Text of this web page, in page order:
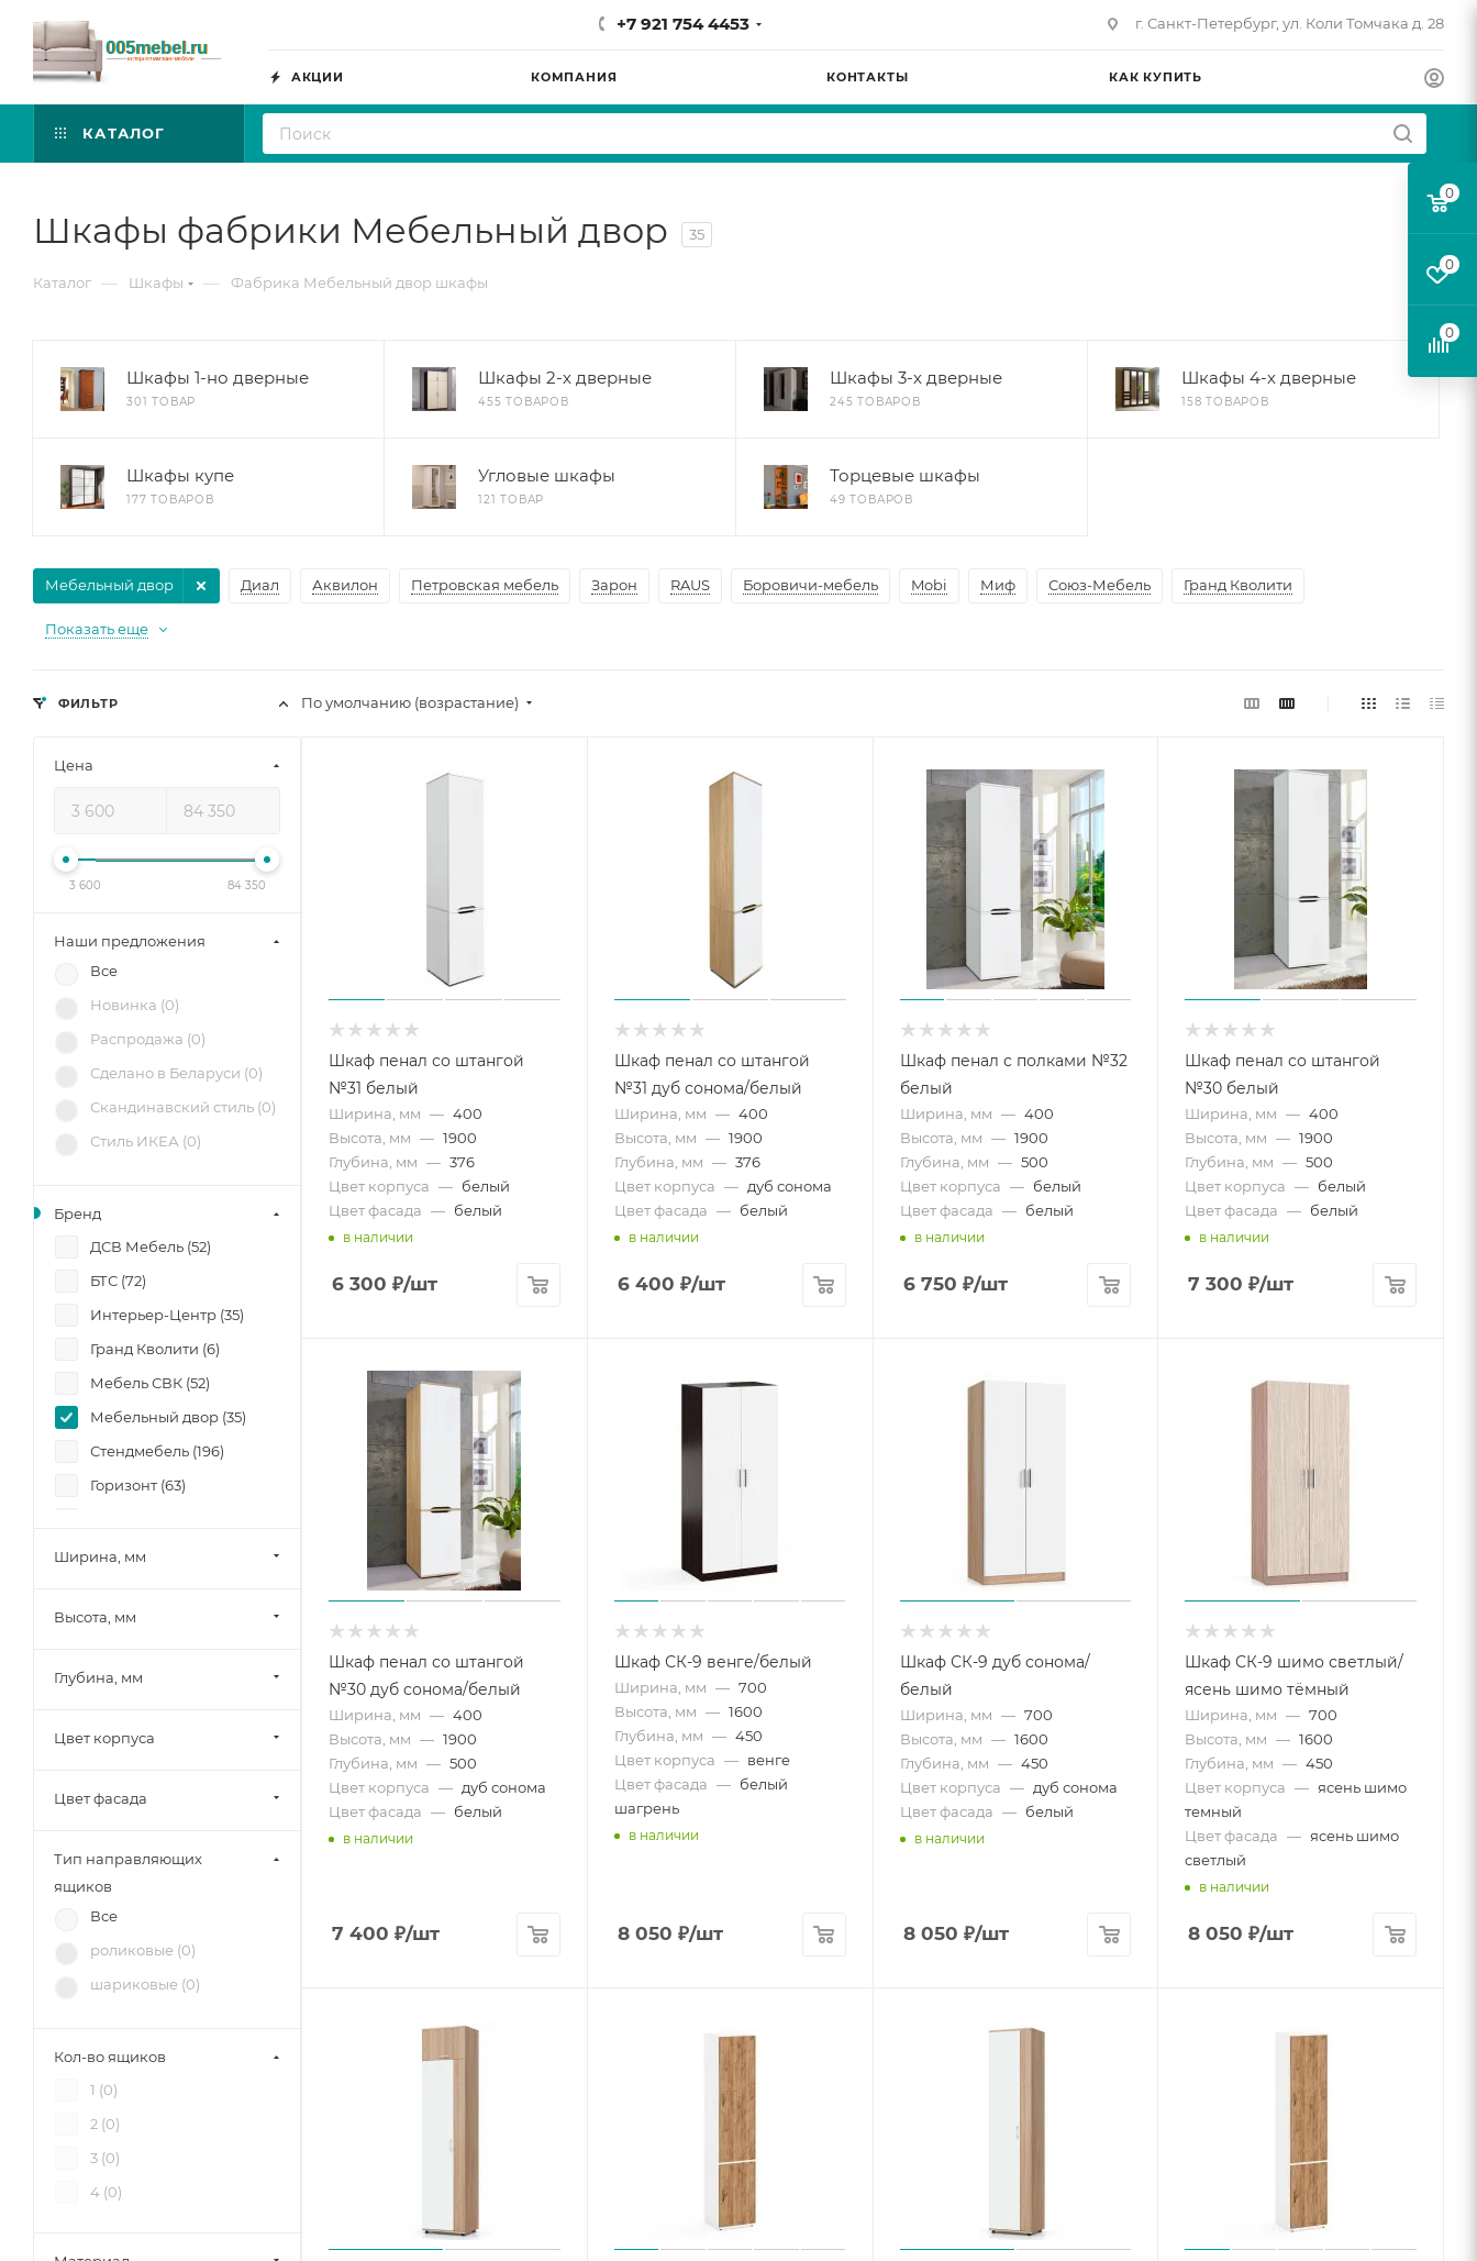
+7 921 754 4453 г. Санкт-Петербург, ул. Коли Томчака д. 28
АКЦИИ КОМПАНИЯ КОНТАКТЫ КАК КУПИТЬ
КАТАЛОГ
Шкафы фабрики Мебельный двор 35
Каталог — Шкафы — Фабрика Мебельный двор шкафы
Шкафы 1-но дверные
301 ТОВАР
Шкафы 2-х дверные
455 ТОВАРОВ
Шкафы 3-х дверные
245 ТОВАРОВ
Шкафы 4-х дверные
158 ТОВАРОВ
Шкафы купе
177 ТОВАРОВ
Угловые шкафы
121 ТОВАР
Торцевые шкафы
49 ТОВАРОВ
Диал Аквилон Петровская мебель Зарон RAUS Боровичи-мебель Mobi Миф Союз-Мебель Гранд Кволити
Мебельный двор
Показать еще
По умолчанию (возрастание)
Шкаф пенал со штангой
№31 белый
Ширина, мм — 400
Высота, мм — 1900
Глубина, мм — 376
Цвет корпуса — белый
Цвет фасада — белый
в наличии
6 300 ₽/шт
Шкаф пенал со штангой
№31 дуб сонома/белый
Ширина, мм — 400
Высота, мм — 1900
Глубина, мм — 376
Цвет корпуса — дуб сонома
Цвет фасада — белый
в наличии
6 400 ₽/шт
Шкаф пенал с полками №32
белый
Ширина, мм — 400
Высота, мм — 1900
Глубина, мм — 500
Цвет корпуса — белый
Цвет фасада — белый
в наличии
6 750 ₽/шт
Шкаф пенал со штангой
№30 белый
Ширина, мм — 400
Высота, мм — 1900
Глубина, мм — 500
Цвет корпуса — белый
Цвет фасада — белый
в наличии
7 300 ₽/шт
Шкаф пенал со штангой
№30 дуб сонома/белый
Ширина, мм — 400
Высота, мм — 1900
Глубина, мм — 500
Цвет корпуса — дуб сонома
Цвет фасада — белый
в наличии
7 400 ₽/шт
Шкаф СК-9 венге/белый
Ширина, мм — 700
Высота, мм — 1600
Глубина, мм — 450
Цвет корпуса — венге
Цвет фасада — белый
шагрень
в наличии
8 050 ₽/шт
Шкаф СК-9 дуб сонома/
белый
Ширина, мм — 700
Высота, мм — 1600
Глубина, мм — 450
Цвет корпуса — дуб сонома
Цвет фасада — белый
в наличии
8 050 ₽/шт
Шкаф СК-9 шимо светлый/
ясень шимо тёмный
Ширина, мм — 700
Высота, мм — 1600
Глубина, мм — 450
Цвет корпуса — ясень шимо
темный
Цвет фасада — ясень шимо
светлый
в наличии
8 050 ₽/шт
ФИЛЬТР
Цена
3 600 84 350
Наши предложения
Все
Новинка (0)
Распродажа (0)
Сделано в Беларуси (0)
Скандинавский стиль (0)
Стиль ИКЕА (0)
Бренд
ДСВ Мебель (52)
БТС (72)
Интерьер-Центр (35)
Гранд Кволити (6)
Мебель СВК (52)
Мебельный двор (35)
Стендмебель (196)
Горизонт (63)
Боровичи-мебель (
Олмеко (
Шведский стандарт
7)
Mobi (64
Тэкс (126)
Ширина, мм
Высота, мм
Глубина, мм
Цвет корпуса
Цвет фасада
Тип направляющих
ящиков
Все
роликовые (0)
шариковые (0)
Кол-во ящиков
1 (0)
2 (0)
3 (0)
4 (0)
0
0
0